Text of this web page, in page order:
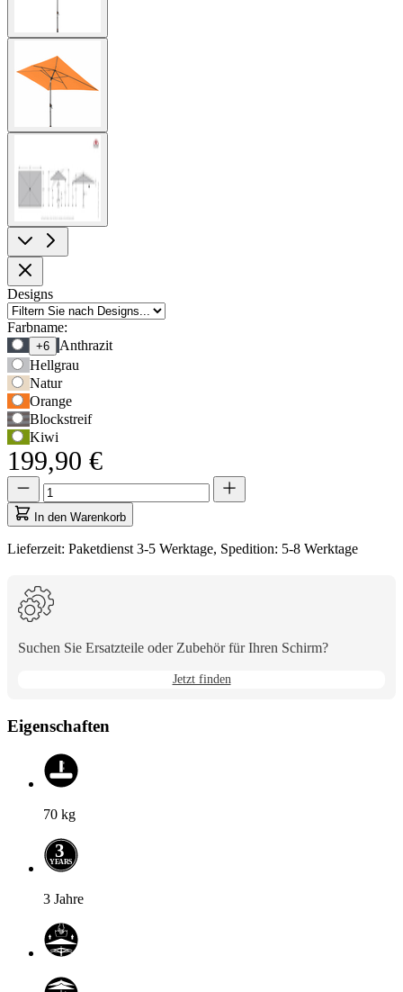
larger
image
image
Produktoptionen
Designs
Farbname:
Verwenden
Sie
die
Tabulatortaste,
um
zur
ersten
Auswahloption
zu
navigieren,
und
anschließend
Pfeiltasten,
zwischen
den
Optionen
wechseln.
+6
Anthrazit
Hellgrau
Natur
Orange
Blockstreif
Kiwi
199,90 €
Menge
aktualisiert
auf
1
Menge
In den Warenkorb
Lieferzeit: Paketdienst 3-5 Werktage, Spedition: 5-8 Werktage
Suchen Sie Ersatzteile oder Zubehör für Ihren Schirm?
Jetzt finden
Eigenschaften
70 kg
YEARS
3
3 Jahre